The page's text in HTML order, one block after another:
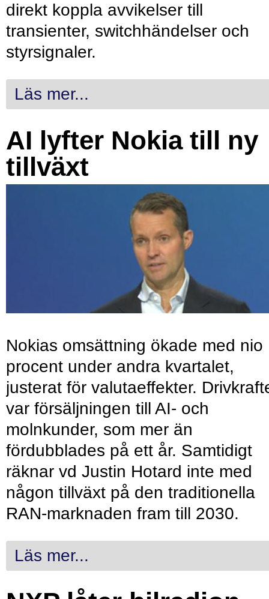
direkt koppla avvikelser till
transienter, switchhändelser och
styrsignaler.
Läs mer...
AI lyfter Nokia till ny
tillväxt
Nokias omsättning ökade med nio
procent under andra kvartalet,
justerat för valutaeffekter.
var försäljningen till AI- och
molnkunder, som mer än
fördubblades på ett år. Samtidigt
räknar vd Justin Hotard inte med
någon tillväxt på den traditionella
RAN-marknaden fram till 2030.
Läs mer...